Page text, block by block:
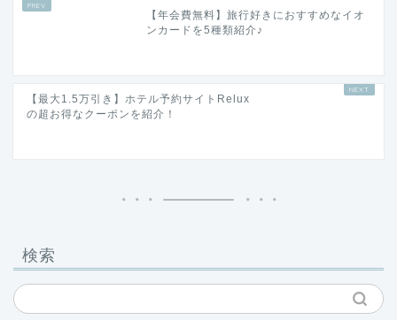
【年会費無料】旅行好きにおすすめなイオ
ンカードを5種類紹介♪
【最大1.5万引き】ホテル予約サイトRelux
の超お得なクーポンを紹介！
検索